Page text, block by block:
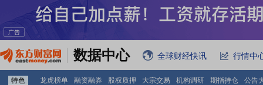
数据中心 全球财经快讯 行情中
特色 龙虎榜单 融资融券 股权质押 大宗交易 机构调研 期指持仓
公告